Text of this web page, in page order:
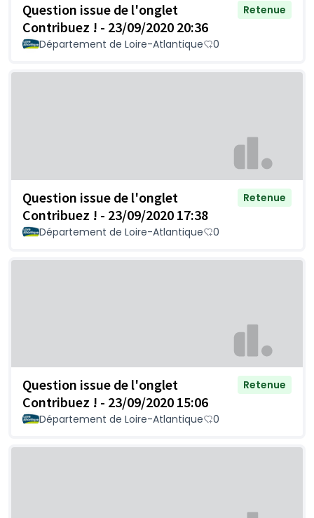
Question issue de l'onglet
Contribuez ! - 23/09/2020 20:36
Retenue
Département de Loire-Atlantique 0
Question issue de l'onglet
Contribuez ! - 23/09/2020 17:38
Retenue
Département de Loire-Atlantique 0
Question issue de l'onglet
Contribuez ! - 23/09/2020 15:06
Retenue
Département de Loire-Atlantique 0